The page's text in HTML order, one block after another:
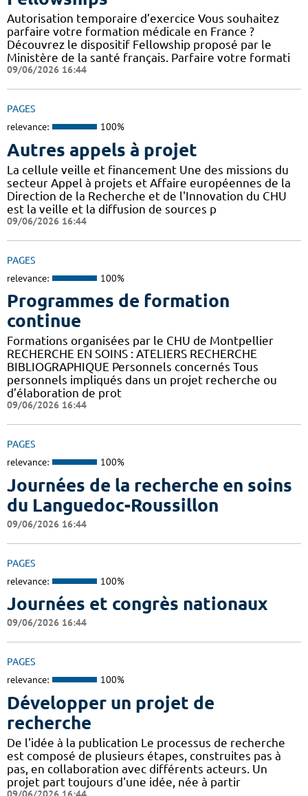
Autorisation temporaire d’exercice Vous souhaitez
parfaire votre formation médicale en France ?
Découvrez le dispositif Fellowship proposé par le
Ministère de la santé français. Parfaire votre formati
09/06/2026 16:44
PAGES
relevance: 100%
Autres appels à projet
La cellule veille et financement Une des missions du
secteur Appel à projets et Affaire européennes de la
Direction de la Recherche et de l'Innovation du CHU
est la veille et la diffusion de sources p
09/06/2026 16:44
PAGES
relevance: 100%
Programmes de formation
continue
Formations organisées par le CHU de Montpellier
RECHERCHE EN SOINS : ATELIERS RECHERCHE
BIBLIOGRAPHIQUE Personnels concernés Tous
personnels impliqués dans un projet recherche ou
d’élaboration de prot
09/06/2026 16:44
PAGES
relevance: 100%
Journées de la recherche en soins
du Languedoc-Roussillon
09/06/2026 16:44
PAGES
relevance: 100%
Journées et congrès nationaux
09/06/2026 16:44
PAGES
relevance: 100%
Développer un projet de
recherche
De l'idée à la publication Le processus de recherche
est composé de plusieurs étapes, construites pas à
pas, en collaboration avec différents acteurs. Un
projet part toujours d'une idée, née à partir